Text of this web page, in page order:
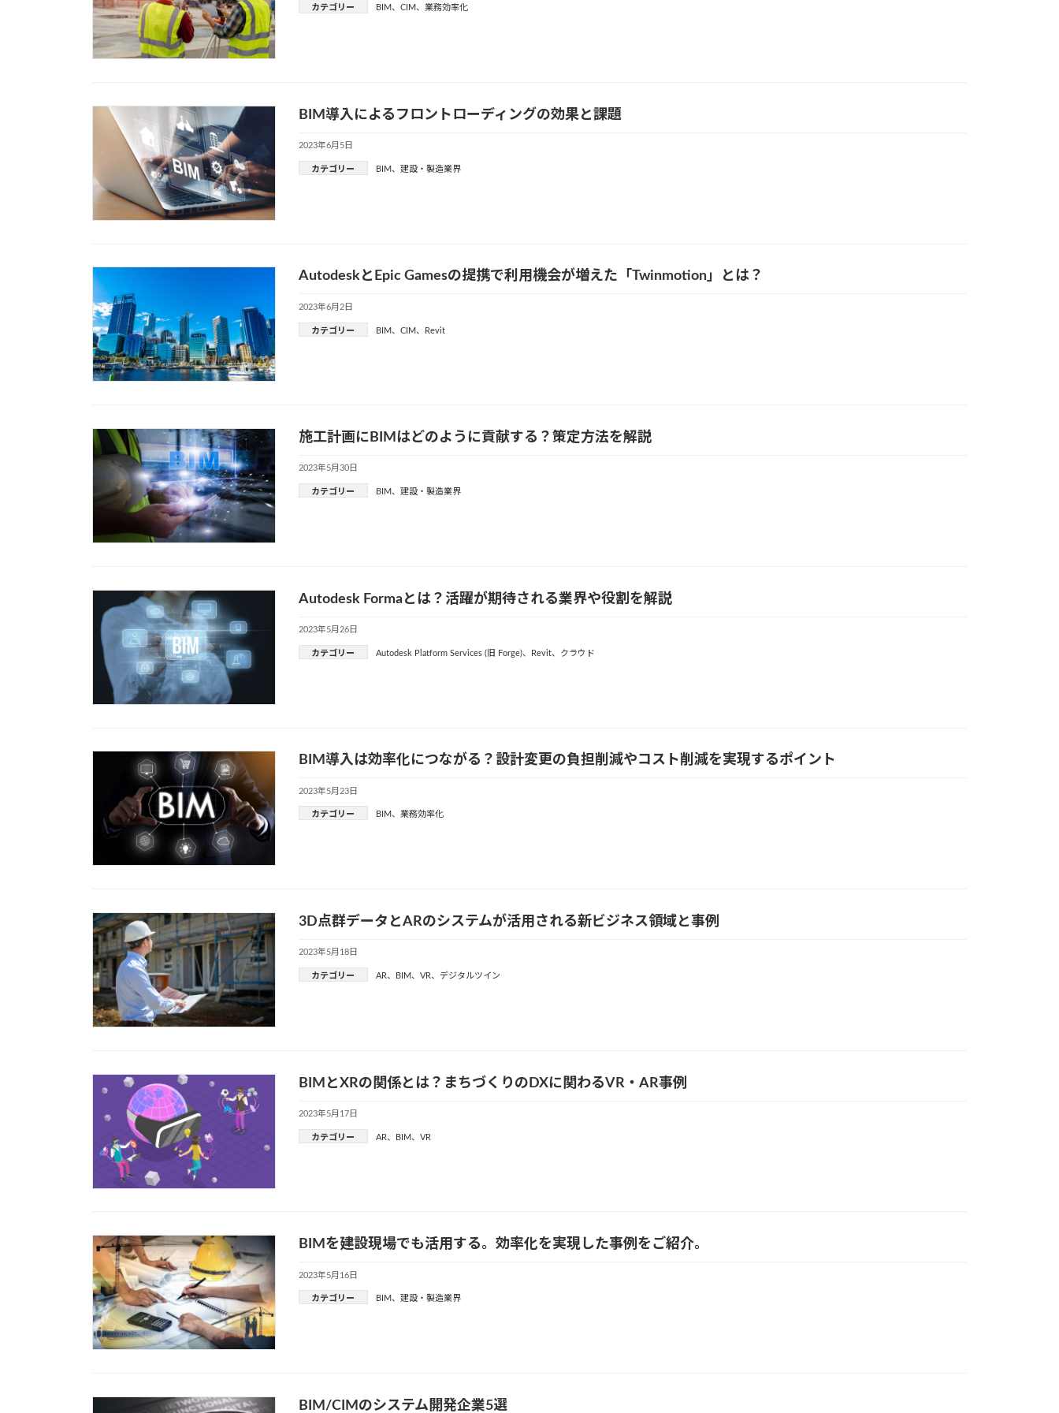
カテゴリー BIM、 CIM、 業務効率化
BIM導入によるフロントローディングの効果と課題
2023年6月5日
カテゴリー BIM、 建設・製造業界
AutodeskとEpic Gamesの提携で利用機会が増えた「Twinmotion」とは？
2023年6月2日
カテゴリー BIM、 CIM、 Revit
施工計画にBIMはどのように貢献する？策定方法を解説
2023年5月30日
カテゴリー BIM、 建設・製造業界
Autodesk Formaとは？活躍が期待される業界や役割を解説
2023年5月26日
カテゴリー Autodesk Platform Services (旧 Forge)、 Revit、 クラウド
BIM導入は効率化につながる？設計変更の負担削減やコスト削減を実現するポイント
2023年5月23日
カテゴリー BIM、 業務効率化
3D点群データとARのシステムが活用される新ビジネス領域と事例
2023年5月18日
カテゴリー AR、 BIM、 VR、 デジタルツイン
BIMとXRの関係とは？まちづくりのDXに関わるVR・AR事例
2023年5月17日
カテゴリー AR、 BIM、 VR
BIMを建設現場でも活用する。効率化を実現した事例をご紹介。
2023年5月16日
カテゴリー BIM、 建設・製造業界
BIM/CIMのシステム開発企業5選